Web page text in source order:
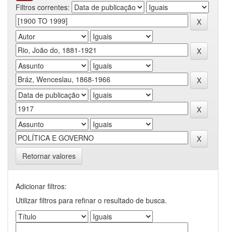
Filtros correntes:
Retornar valores
Adicionar filtros:
Utilizar filtros para refinar o resultado de busca.